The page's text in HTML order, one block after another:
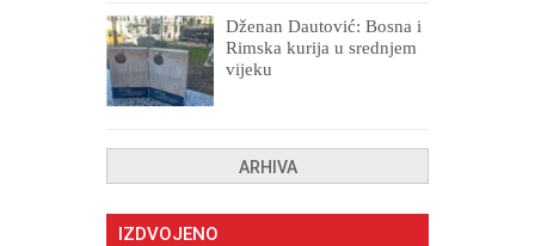
Dženan Dautović: Bosna i
Rimska kurija u srednjem
vijeku
ARHIVA
IZDVOJENO